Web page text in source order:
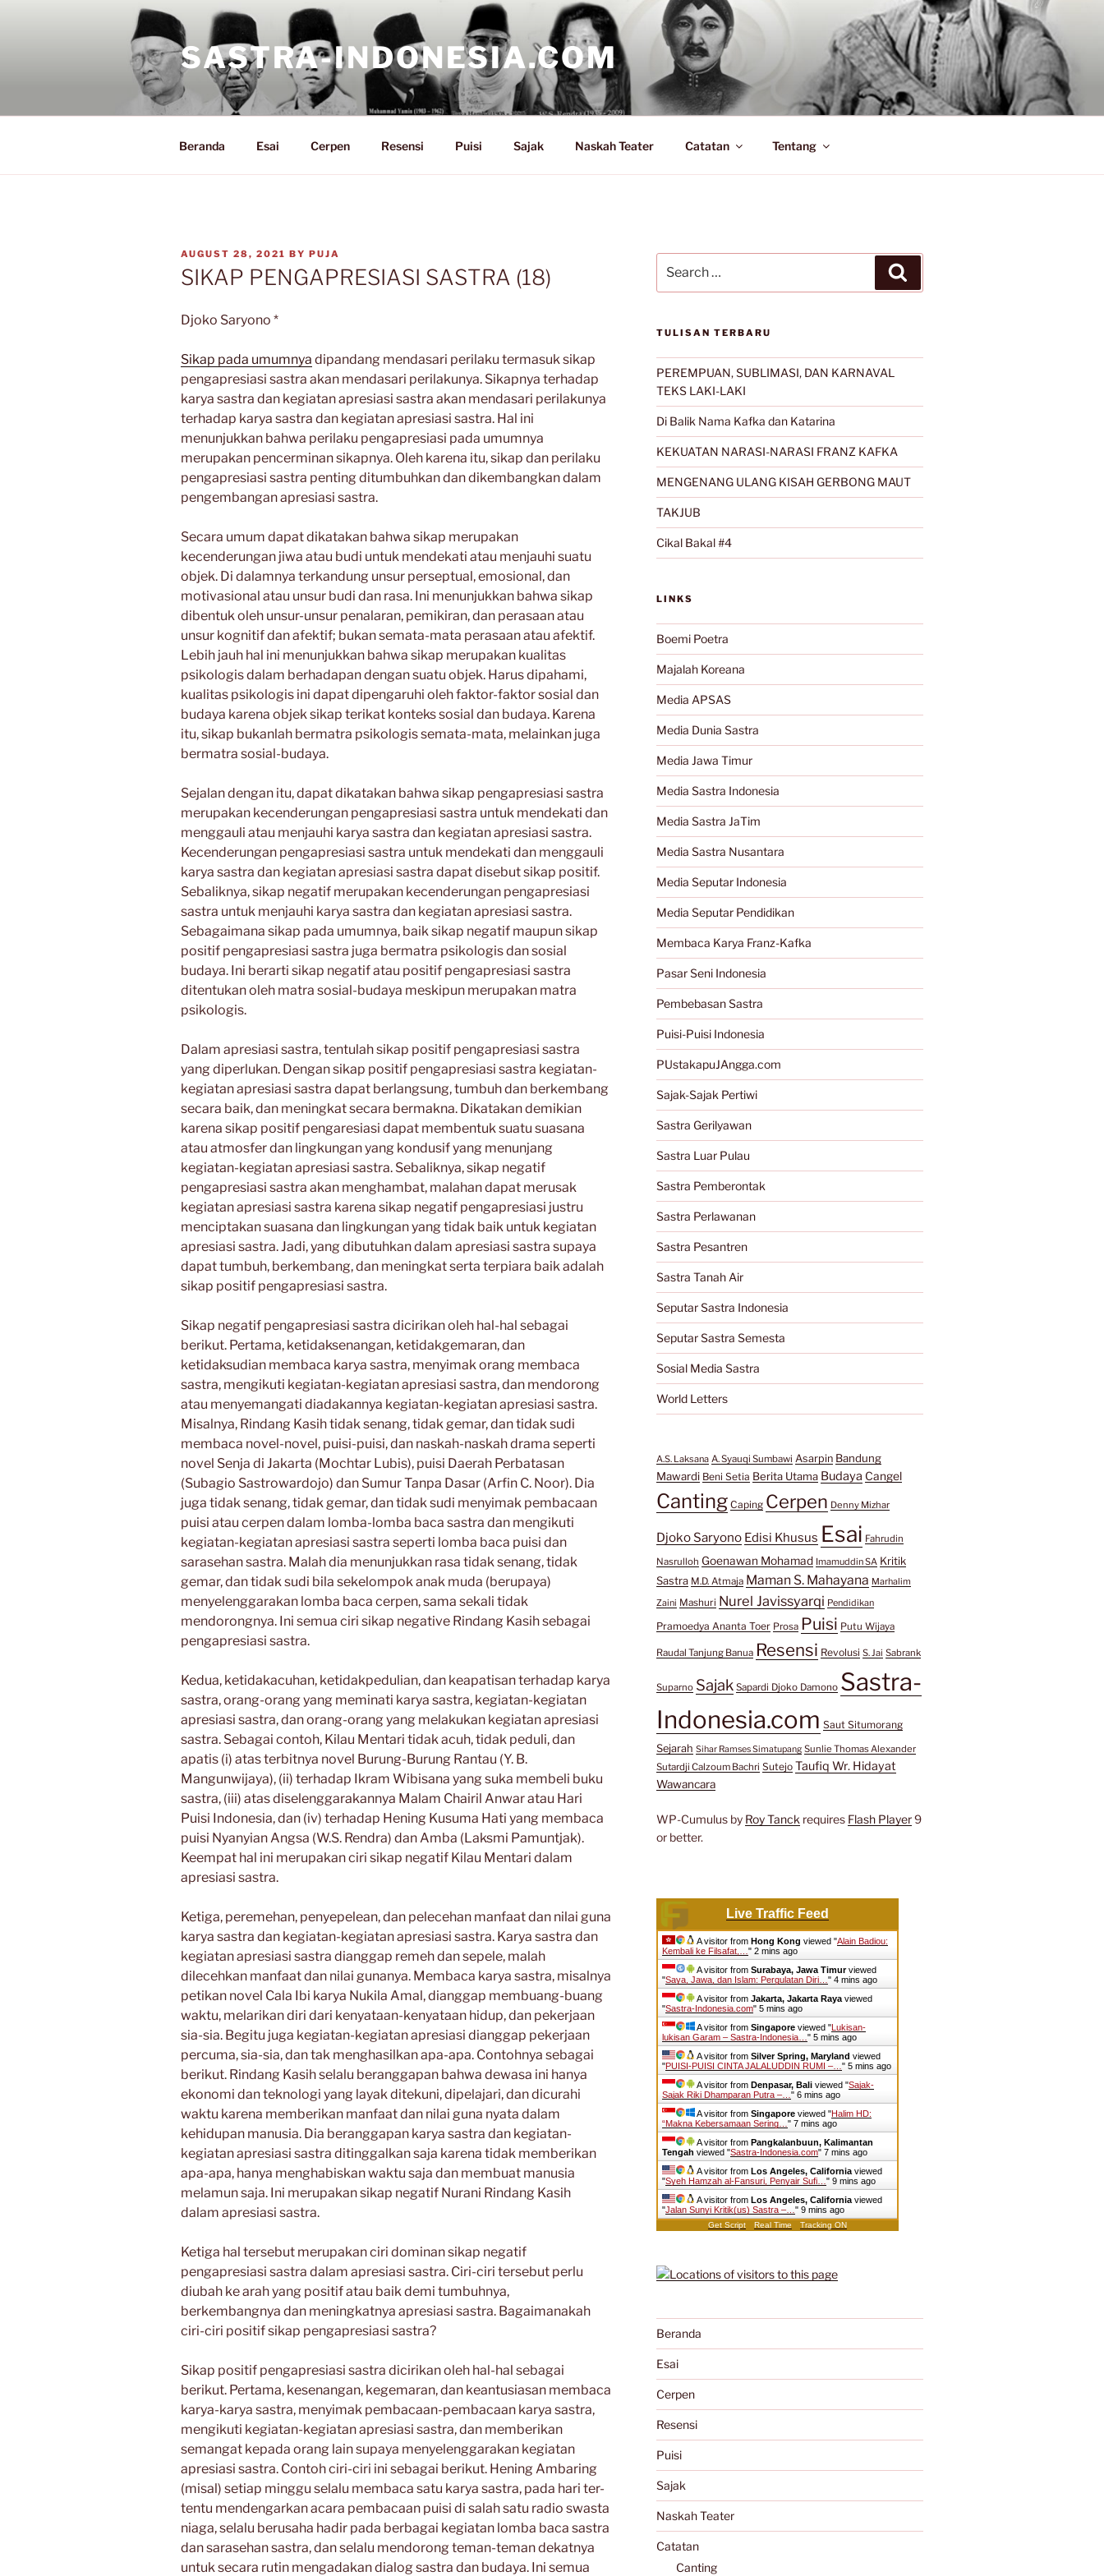
SASTRA-INDONESIA.COM
Beranda Esai Cerpen Resensi Puisi Sajak Naskah Teater Catatan Tentang
POSTED
ON
AUGUST 28, 2021 BY PUJA
SIKAP PENGAPRESIASI SASTRA (18)
Djoko Saryono *
Sikap pada umumnya dipandang mendasari perilaku termasuk sikap
pengapresiasi sastra akan mendasari perilakunya. Sikapnya terhadap
karya sastra dan kegiatan apresiasi sastra akan mendasari perilakunya
terhadap karya sastra dan kegiatan apresiasi sastra. Hal ini
menunjukkan bahwa perilaku pengapresiasi pada umumnya
merupakan pencerminan sikapnya. Oleh karena itu, sikap dan perilaku
pengapresiasi sastra penting ditumbuhkan dan dikembangkan dalam
pengembangan apresiasi sastra.
Secara umum dapat dikatakan bahwa sikap merupakan
kecenderungan jiwa atau budi untuk mendekati atau menjauhi suatu
objek. Di dalamnya terkandung unsur perseptual, emosional, dan
motivasional atau unsur budi dan rasa. Ini menunjukkan bahwa sikap
dibentuk oleh unsur-unsur penalaran, pemikiran, dan perasaan atau
unsur kognitif dan afektif; bukan semata-mata perasaan atau afektif.
Lebih jauh hal ini menunjukkan bahwa sikap merupakan kualitas
psikologis dalam berhadapan dengan suatu objek. Harus dipahami,
kualitas psikologis ini dapat dipengaruhi oleh faktor-faktor sosial dan
budaya karena objek sikap terikat konteks sosial dan budaya. Karena
itu, sikap bukanlah bermatra psikologis semata-mata, melainkan juga
bermatra sosial-budaya.
Sejalan dengan itu, dapat dikatakan bahwa sikap pengapresiasi sastra
merupakan kecenderungan pengapresiasi sastra untuk mendekati dan
menggauli atau menjauhi karya sastra dan kegiatan apresiasi sastra.
Kecenderungan pengapresiasi sastra untuk mendekati dan menggauli
karya sastra dan kegiatan apresiasi sastra dapat disebut sikap positif.
Sebaliknya, sikap negatif merupakan kecenderungan pengapresiasi
sastra untuk menjauhi karya sastra dan kegiatan apresiasi sastra.
Sebagaimana sikap pada umumnya, baik sikap negatif maupun sikap
positif pengapresiasi sastra juga bermatra psikologis dan sosial
budaya. Ini berarti sikap negatif atau positif pengapresiasi sastra
ditentukan oleh matra sosial-budaya meskipun merupakan matra
psikologis.
Dalam apresiasi sastra, tentulah sikap positif pengapresiasi sastra
yang diperlukan. Dengan sikap positif pengapresiasi sastra kegiatan-
kegiatan apresiasi sastra dapat berlangsung, tumbuh dan berkembang
secara baik, dan meningkat secara bermakna. Dikatakan demikian
karena sikap positif pengaresiasi dapat membentuk suatu suasana
atau atmosfer dan lingkungan yang kondusif yang menunjang
kegiatan-kegiatan apresiasi sastra. Sebaliknya, sikap negatif
pengapresiasi sastra akan menghambat, malahan dapat merusak
kegiatan apresiasi sastra karena sikap negatif pengapresiasi justru
menciptakan suasana dan lingkungan yang tidak baik untuk kegiatan
apresiasi sastra. Jadi, yang dibutuhkan dalam apresiasi sastra supaya
dapat tumbuh, berkembang, dan meningkat serta terpiara baik adalah
sikap positif pengapresiasi sastra.
Sikap negatif pengapresiasi sastra dicirikan oleh hal-hal sebagai
berikut. Pertama, ketidaksenangan, ketidakgemaran, dan
ketidaksudian membaca karya sastra, menyimak orang membaca
sastra, mengikuti kegiatan-kegiatan apresiasi sastra, dan mendorong
atau menyemangati diadakannya kegiatan-kegiatan apresiasi sastra.
Misalnya, Rindang Kasih tidak senang, tidak gemar, dan tidak sudi
membaca novel-novel, puisi-puisi, dan naskah-naskah drama seperti
novel Senja di Jakarta (Mochtar Lubis), puisi Daerah Perbatasan
(Subagio Sastrowardojo) dan Sumur Tanpa Dasar (Arfin C. Noor). Dia
juga tidak senang, tidak gemar, dan tidak sudi menyimak pembacaan
puisi atau cerpen dalam lomba-lomba baca sastra dan mengikuti
kegiatan-kegiatan apresiasi sastra seperti lomba baca puisi dan
sarasehan sastra. Malah dia menunjukkan rasa tidak senang, tidak
gemar, dan tidak sudi bila sekelompok anak muda (berupaya)
menyelenggarakan lomba baca cerpen, sama sekali tidak
mendorongnya. Ini semua ciri sikap negative Rindang Kasih sebagai
pengapresiasi sastra.
Kedua, ketidakacuhan, ketidakpedulian, dan keapatisan terhadap karya
sastra, orang-orang yang meminati karya sastra, kegiatan-kegiatan
apresiasi sastra, dan orang-orang yang melakukan kegiatan apresiasi
sastra. Sebagai contoh, Kilau Mentari tidak acuh, tidak peduli, dan
apatis (i) atas terbitnya novel Burung-Burung Rantau (Y. B.
Mangunwijaya), (ii) terhadap Ikram Wibisana yang suka membeli buku
sastra, (iii) atas diselenggarakannya Malam Chairil Anwar atau Hari
Puisi Indonesia, dan (iv) terhadap Hening Kusuma Hati yang membaca
puisi Nyanyian Angsa (W.S. Rendra) dan Amba (Laksmi Pamuntjak).
Keempat hal ini merupakan ciri sikap negatif Kilau Mentari dalam
apresiasi sastra.
Ketiga, peremehan, penyepelean, dan pelecehan manfaat dan nilai guna
karya sastra dan kegiatan-kegiatan apresiasi sastra. Karya sastra dan
kegiatan apresiasi sastra dianggap remeh dan sepele, malah
dilecehkan manfaat dan nilai gunanya. Membaca karya sastra, misalnya
petikan novel Cala Ibi karya Nukila Amal, dianggap membuang-buang
waktu, melarikan diri dari kenyataan-kenyataan hidup, dan pekerjaan
sia-sia. Begitu juga kegiatan-kegiatan apresiasi dianggap pekerjaan
percuma, sia-sia, dan tak menghasilkan apa-apa. Contohnya sebagai
berikut. Rindang Kasih selalu beranggapan bahwa dewasa ini hanya
ekonomi dan teknologi yang layak ditekuni, dipelajari, dan dicurahi
waktu karena memberikan manfaat dan nilai guna nyata dalam
kehidupan manusia. Dia beranggapan karya sastra dan kegiatan-
kegiatan apresiasi sastra ditinggalkan saja karena tidak memberikan
apa-apa, hanya menghabiskan waktu saja dan membuat manusia
melamun saja. Ini merupakan sikap negatif Nurani Rindang Kasih
dalam apresiasi sastra.
Ketiga hal tersebut merupakan ciri dominan sikap negatif
pengapresiasi sastra dalam apresiasi sastra. Ciri-ciri tersebut perlu
diubah ke arah yang positif atau baik demi tumbuhnya,
berkembangnya dan meningkatnya apresiasi sastra. Bagaimanakah
ciri-ciri positif sikap pengapresiasi sastra?
Sikap positif pengapresiasi sastra dicirikan oleh hal-hal sebagai
berikut. Pertama, kesenangan, kegemaran, dan keantusiasan membaca
karya-karya sastra, menyimak pembacaan-pembacaan karya sastra,
mengikuti kegiatan-kegiatan apresiasi sastra, dan memberikan
semangat kepada orang lain supaya menyelenggarakan kegiatan
apresiasi sastra. Contoh ciri-ciri ini sebagai berikut. Hening Ambaring
(misal) setiap minggu selalu membaca satu karya sastra, pada hari ter-
tentu mendengarkan acara pembacaan puisi di salah satu radio swasta
niaga, selalu berusaha hadir pada berbagai kegiatan lomba baca sastra
dan sarasehan sastra, dan selalu mendorong teman-teman dekatnya
untuk secara rutin mengadakan dialog sastra dan budaya. Ini semua
for:
TULISAN TERBARU
PEREMPUAN, SUBLIMASI, DAN KARNAVAL
TEKS LAKI-LAKI
Di Balik Nama Kafka dan Katarina
KEKUATAN NARASI-NARASI FRANZ KAFKA
MENGENANG ULANG KISAH GERBONG MAUT
TAKJUB
Cikal Bakal #4
LINKS
Boemi Poetra
Majalah Koreana
Media APSAS
Media Dunia Sastra
Media Jawa Timur
Media Sastra Indonesia
Media Sastra JaTim
Media Sastra Nusantara
Media Seputar Indonesia
Media Seputar Pendidikan
Membaca Karya Franz-Kafka
Pasar Seni Indonesia
Pembebasan Sastra
Puisi-Puisi Indonesia
PUstakapuJAngga.com
Sajak-Sajak Pertiwi
Sastra Gerilyawan
Sastra Luar Pulau
Sastra Pemberontak
Sastra Perlawanan
Sastra Pesantren
Sastra Tanah Air
Seputar Sastra Indonesia
Seputar Sastra Semesta
Sosial Media Sastra
World Letters
A.S. Laksana A. Syauqi Sumbawi Asarpin Bandung
Mawardi Beni Setia Berita Utama Budaya Cangel
Canting Caping Cerpen Denny Mizhar
Djoko Saryono Edisi Khusus Esai Fahrudin
Nasrulloh Goenawan Mohamad Imamuddin SA Kritik
Sastra M.D. Atmaja Maman S. Mahayana Marhalim
Zaini Mashuri Nurel Javissyarqi Pendidikan
Pramoedya Ananta Toer Prosa Puisi Putu Wijaya
Raudal Tanjung Banua Resensi Revolusi S. Jai Sabrank
Suparno Sajak Sapardi Djoko Damono Sastra-
Indonesia.com Saut Situmorang
Sejarah Sihar Ramses Simatupang Sunlie Thomas Alexander
Sutardji Calzoum Bachri Sutejo Taufiq Wr. Hidayat
Wawancara
WP-Cumulus by Roy Tanck requires Flash Player9
or better.
Live Traffic Feed
A visitor from Hong Kong viewed "Alain Badiou:
Kembali ke Filsafat,… " 2 mins ago
A visitor from Surabaya, Jawa Timurviewed
"Saya, Jawa, dan Islam: Pergulatan Diri… " 4 mins ago
A visitor from Jakarta, Jakarta Rayaviewed
"Sastra-Indonesia.com" 5 mins ago
A visitor from Singaporeviewed "Lukisan-
lukisan Garam – Sastra-Indonesia… " 5 mins ago
A visitor from Silver Spring, Maryland viewed
"PUISI-PUISI CINTA JALALUDDIN RUMI –… " 5 mins ago
A visitor from Denpasar, Baliviewed "Sajak-
Sajak Riki Dhamparan Putra –… " 6 mins ago
A visitor from Singaporeviewed "Halim HD:
“Makna Kebersamaan Sering… " 7 mins ago
A visitor from Pangkalanbuun, Kalimantan
Tengah viewed "Sastra-Indonesia.com" 7 mins ago
A visitor from Los Angeles, Californiaviewed
"Syeh Hamzah al-Fansuri, Penyair Sufi… " 9 mins ago
A visitor from Los Angeles, Californiaviewed
"Jalan Sunyi Kritik(us) Sastra –… " 9 mins ago
Get Script Real Time Tracking ON
Beranda
Esai
Cerpen
Resensi
Puisi
Sajak
Naskah Teater
Catatan
Canting